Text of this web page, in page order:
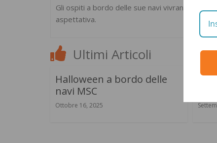
Gli ospiti a bordo delle sue navi vivranno,
aspettativa.
Ultimi Articoli
Halloween a bordo delle
navi MSC
Ottobre 16, 2025